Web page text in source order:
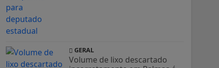
GERAL
Volume de lixo descartado